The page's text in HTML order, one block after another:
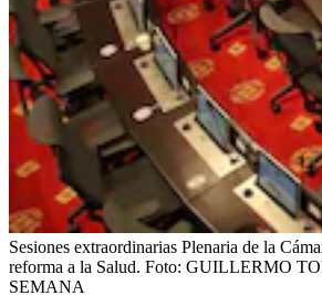
Sesiones extraordinarias Plenaria de la
reforma a la Salud. Foto: GUILLERMO
SEMANA